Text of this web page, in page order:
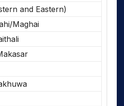
and Eastern)
Maghai